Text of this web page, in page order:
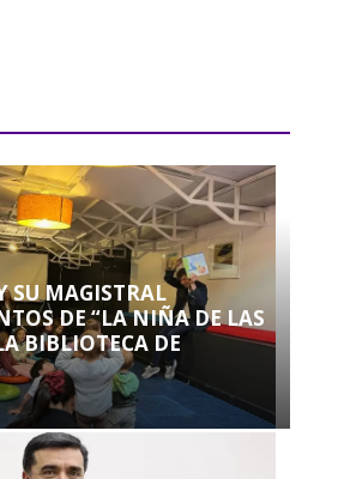
SU MAGISTRAL
DE “LA NIÑA DE LAS
BIBLIOTECA DE